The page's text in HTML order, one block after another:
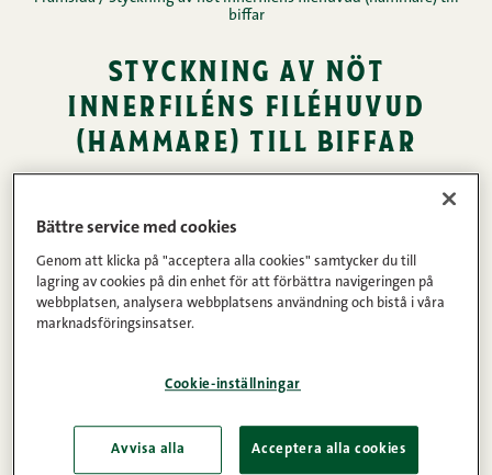
biffar
styckning av nöt
innerfiléns filéhuvud
(hammare) till biffar
Bättre service med cookies
Genom att klicka på "acceptera alla cookies" samtycker du till
lagring av cookies på din enhet för att förbättra navigeringen på
webbplatsen, analysera webbplatsens användning och bistå i våra
marknadsföringsinsatser.
Cookie-inställningar
Avvisa alla Acceptera alla cookies